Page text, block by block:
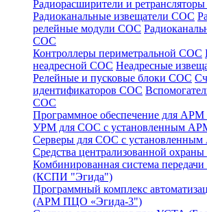
Радиорасширители и
Радиоканальные извещатели СОС
релейные модули СОС
СОС
Контроллеры периметральной СОС
неадресной СОС Неадресные
Релейные и пусковые блоки СОС
идентификаторов СОС
СОС
Программное обеспечение для
УРМ для СОС с установленным
Серверы для СОС с
Средства централизованной
Комбинированная система
(КСПИ "Эгида")
Программный комплекс
(АРМ ПЦО «Эгида-3")